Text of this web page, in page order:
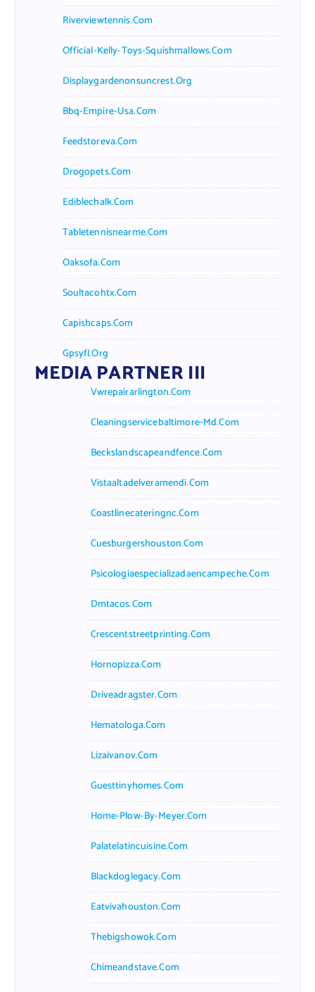
Riverviewtennis.com
Official-Kelly-Toys-Squishmallows.com
Displaygardenonsuncrest.org
Bbq-Empire-Usa.com
Feedstoreva.com
Drogopets.com
Ediblechalk.com
Tabletennisnearme.com
Oaksofa.com
Soultacohtx.com
Capishcaps.com
Gpsyfl.org
MEDIA PARTNER III
Vwrepairarlington.com
Cleaningservicebaltimore-Md.com
Beckslandscapeandfence.com
Vistaaltadelveramendi.com
Coastlinecateringnc.com
Cuesburgershouston.com
Psicologiaespecializadaencampeche.com
Dmtacos.com
Crescentstreetprinting.com
Hornopizza.com
Driveadragster.com
Hematologa.com
Lizaivanov.com
Guesttinyhomes.com
Home-Plow-By-Meyer.com
Palatelatincuisine.com
Blackdoglegacy.com
Eatvivahouston.com
Thebigshowok.com
Chimeandstave.com